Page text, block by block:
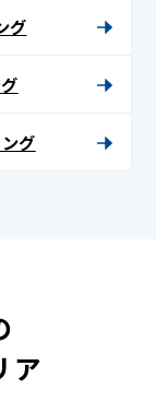
グ
グ
ア